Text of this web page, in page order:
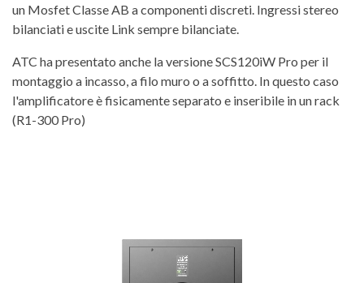
un Mosfet Classe AB a componenti discreti. Ingressi stereo
bilanciati e uscite Link sempre bilanciate.
ATC ha presentato anche la versione SCS120iW Pro per il
montaggio a incasso, a filo muro o a soffitto. In questo caso
l'amplificatore è fisicamente separato e inseribile in un rack
(R1-300 Pro)